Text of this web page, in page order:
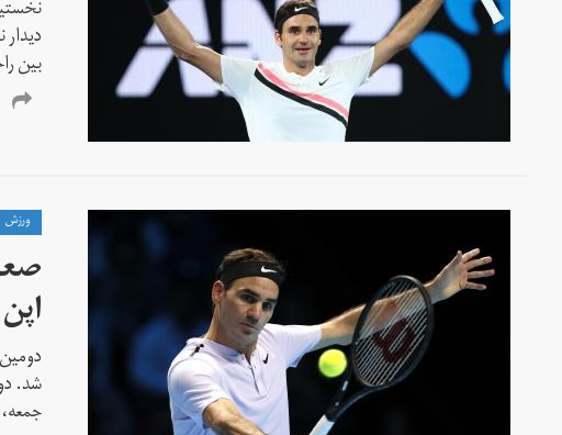
بین
ورزش
شد.
جمعه، ۶ بهمن بین راجر فدرر، نفر...